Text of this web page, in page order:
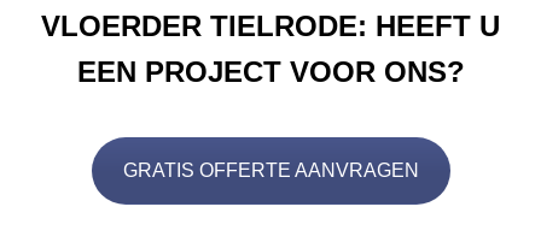
VLOERDER TIELRODE: HEEFT U
EEN PROJECT VOOR ONS?
GRATIS OFFERTE AANVRAGEN